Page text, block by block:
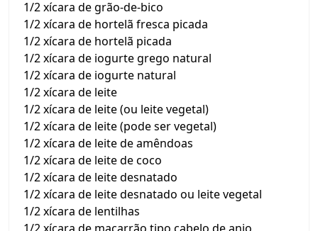
1/2 xícara de grão-de-bico
1/2 xícara de hortelã fresca picada
1/2 xícara de hortelã picada
1/2 xícara de iogurte grego natural
1/2 xícara de iogurte natural
1/2 xícara de leite
1/2 xícara de leite (ou leite vegetal)
1/2 xícara de leite (pode ser vegetal)
1/2 xícara de leite de amêndoas
1/2 xícara de leite de coco
1/2 xícara de leite desnatado
1/2 xícara de leite desnatado ou leite vegetal
1/2 xícara de lentilhas